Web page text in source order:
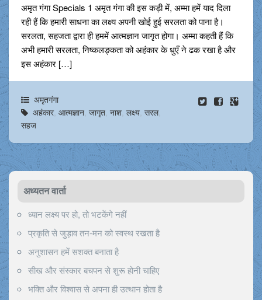
अमृत गंगा Specials 1 अमृत गंगा की इस कड़ी में, अम्मा हमें याद दिला
रही हैं कि हमारी साधना का लक्ष्य अपनी खोई हुई सरलता को पाना है।
सरलता, सहजता द्वारा ही हममें आत्मज्ञान जागृत होगा। अम्मा कहती हैं कि
अभी हमारी सरलता, निष्कलङ्कता को अहंकार के धुएँ ने ढक रखा है और
इस अहंकार […]
अमृतगंगा
अहंकार, आत्मज्ञान, जागृत, नाश, लक्ष्य, सरल,
सहज
अध्यतन वार्ता
ध्यान लक्ष्य पर हो, तो भटकेंगे नहीं
प्रकृति से जुड़ाव तन-मन को स्वस्थ रखता है
अनुशासन हमें सशक्त बनाता है
सीख और संस्कार बचपन से शुरू होनी चाहिए
भक्ति और विश्वास से अपना ही उत्थान होता है